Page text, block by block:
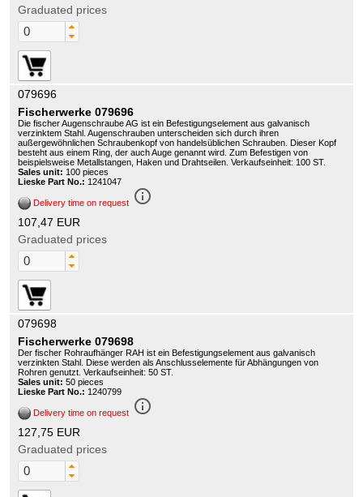
Graduated prices
079696
Fischerwerke 079696
Die fischer Augenschraube AG ist ein Befestigungselement aus galvanisch
verzinktem Stahl. Augenschrauben unterscheiden sich durch ihren
außergewöhnlichen Schraubenkopf von handelsüblichen Schrauben. Dieser Kopf
besteht aus einem Ring, der auch Auge genannt wird. Zum Befestigen von
beispielsweise Metallstangen, Haken und Drahtseilen. Verkaufseinheit: 100 ST.
Sales unit: 100 pieces
Lieske Part No.: 1241047
Delivery time on request info_outline
107,47 EUR
Graduated prices
079698
Fischerwerke 079698
Der fischer Rohraufhänger RAH ist ein Befestigungselement aus galvanisch
verzinkten Stahl. Diese werden als Anschlusselemente für Abhängungen von
Rohren genutzt. Verkaufseinheit: 50 ST.
Sales unit: 50 pieces
Lieske Part No.: 1240799
Delivery time on request info_outline
127,75 EUR
Graduated prices